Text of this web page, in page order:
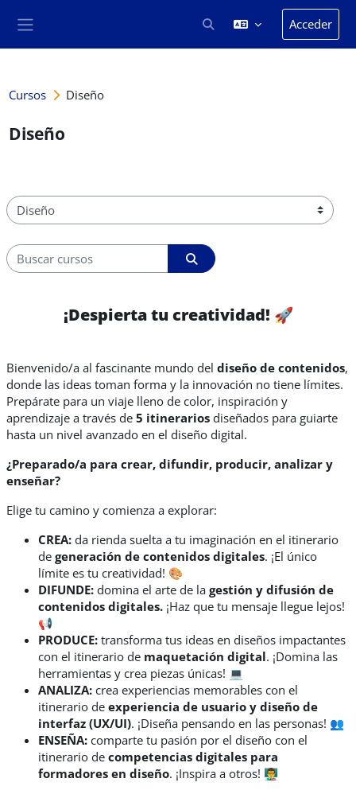
Selector de búsqueda de
Acceder
Cursos Diseño
Diseño
Categorías
Buscar cursos
Buscar cursos
¡Despierta tu creatividad! 🚀
Bienvenido/a al fascinante mundo del diseño de contenidos,
donde las ideas toman forma y la innovación no tiene límites.
Prepárate para un viaje lleno de color, inspiración y
aprendizaje a través de 5 itinerarios diseñados para guiarte
hasta un nivel avanzado en el diseño digital.
¿Preparado/a para crear, difundir, producir, analizar y
enseñar?
Elige tu camino y comienza a explorar:
CREA: da rienda suelta a tu imaginación en el itinerario
de generación de contenidos digitales. ¡El único
límite es tu creatividad! 🎨
DIFUNDE: domina el arte de la gestión y difusión de
contenidos digitales. ¡Haz que tu mensaje llegue lejos!
📢
PRODUCE: transforma tus ideas en diseños impactantes
con el itinerario de maquetación digital. ¡Domina las
herramientas y crea piezas únicas! 💻
ANALIZA: crea experiencias memorables con el
itinerario de experiencia de usuario y diseño de
interfaz (UX/UI). ¡Diseña pensando en las personas! 👥
ENSEÑA: comparte tu pasión por el diseño con el
itinerario de competencias digitales para
formadores en diseño. ¡Inspira a otros! 👨‍🏫